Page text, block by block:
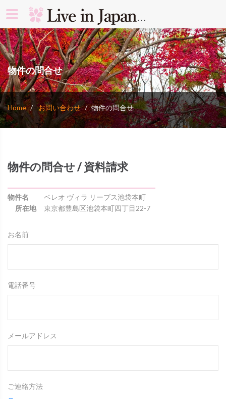
物件の問合せ
Home お問い合わせ 物件の問合せ
物件の問合せ / 資料請求
物件名
ベレオ ヴィラ リーブス池袋本町
所在地
東京都豊島区池袋本町四丁目22-7
お名前
電話番号
メールアドレス
ご連絡方法